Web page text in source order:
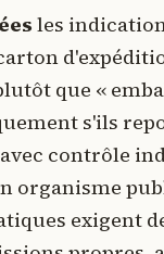
les
que «
s'ils
contrôle
organisme
exigent